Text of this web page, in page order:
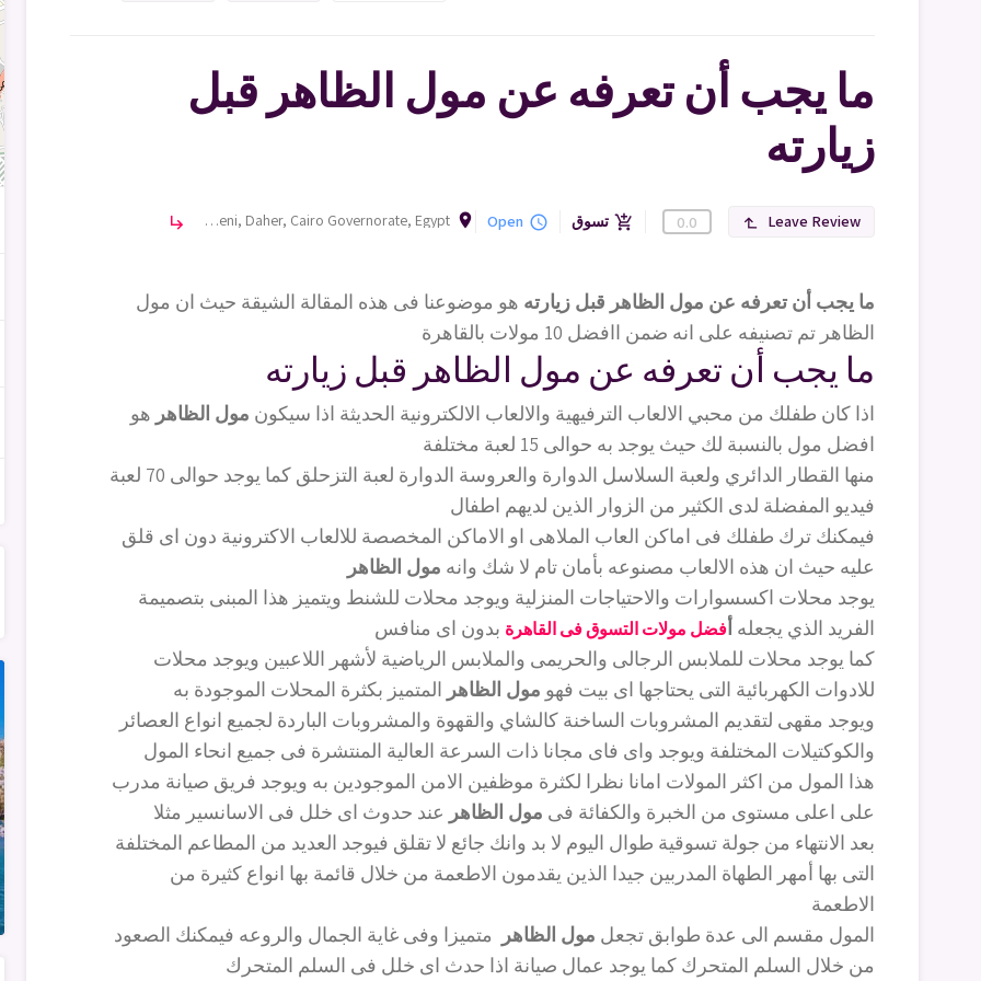
ما يجب أن تعرفه عن مول الظاهر قبل
زيارته
Leave Review
subdirectory_arrow_left
0.0
add_shopping_cart تسوق query_builder
Open
room
El-Abaseya, As Sakakeni, Daher, Cairo Governorate, Egypt
subdirectory_arrow_right
ما يجب أن تعرفه عن مول الظاهر قبل زيارته هو موضوعنا فى هذه المقالة الشيقة حيث ان مول
الظاهر تم تصنيفه على انه ضمن اافضل 10 مولات بالقاهرة
ما يجب أن تعرفه عن مول الظاهر قبل زيارته
اذا كان طفلك من محبي الالعاب الترفيهية والالعاب الالكترونية الحديثة اذا سيكون مول الظاهر هو
افضل مول بالنسبة لك حيث يوجد به حوالى 15 لعبة مختلفة
منها القطار الدائري ولعبة السلاسل الدوارة والعروسة الدوارة لعبة التزحلق كما يوجد حوالى 70 لعبة
فيديو المفضلة لدى الكثير من الزوار الذين لديهم اطفال
فيمكنك ترك طفلك فى اماكن العاب الملاهى او الاماكن المخصصة للالعاب الاكترونية دون اى قلق
عليه حيث ان هذه الالعاب مصنوعه بأمان تام لا شك وانه مول الظاهر
يوجد محلات اكسسوارات والاحتياجات المنزلية ويوجد محلات للشنط ويتميز هذا المبنى بتصميمة
الفريد الذي يجعله أفضل مولات التسوق فى القاهرة بدون اى منافس
كما يوجد محلات للملابس الرجالى والحريمى والملابس الرياضية لأشهر اللاعبين ويوجد محلات
للادوات الكهربائية التى يحتاجها اى بيت فهو مول الظاهر المتميز بكثرة المحلات الموجودة به
ويوجد مقهى لتقديم المشروبات الساخنة كالشاي والقهوة والمشروبات الباردة لجميع انواع العصائر
والكوكتيلات المختلفة ويوجد واى فاى مجانا ذات السرعة العالية المنتشرة فى جميع انحاء المول
هذا المول من اكثر المولات امانا نظرا لكثرة موظفين الامن الموجودين به ويوجد فريق صيانة مدرب
على اعلى مستوى من الخبرة والكفائة فى مول الظاهر عند حدوث اى خلل فى الاسانسير مثلا
بعد الانتهاء من جولة تسوقية طوال اليوم لا بد وانك جائع لا تقلق فيوجد العديد من المطاعم المختلفة
التى بها أمهر الطهاة المدربين جيدا الذين يقدمون الاطعمة من خلال قائمة بها انواع كثيرة من
الاطعمة
المول مقسم الى عدة طوابق تجعل مول الظاهر
متميزا وفى غاية الجمال والروعه فيمكنك الصعود
من خلال السلم المتحرك كما يوجد عمال صيانة اذا حدث اى خلل فى السلم المتحرك